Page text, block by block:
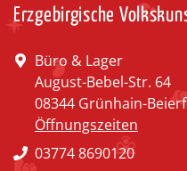
Erzgebirgische
Büro & Lager
August-Bebel-Str. 64
08344 Grünhain-
Öffnungszeiten
03774 8690120